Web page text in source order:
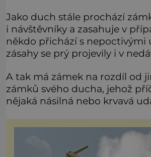
Jako duch stále prochází
i návštěvníky a zasahuje v
někdo přichází s nepoctivými
zásahy se prý projevily i v
A tak má zámek na rozdíl od
zámků svého ducha, jehož
nějaká násilná nebo krvavá